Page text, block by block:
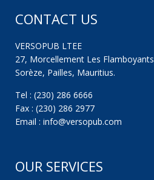
CONTACT US
VERSOPUB LTEE
27, Morcellement Les Flamboyants
Sorèze, Pailles, Mauritius.
Tel : (230) 286 6666
Fax : (230) 286 2977
Email : info@versopub.com
OUR SERVICES